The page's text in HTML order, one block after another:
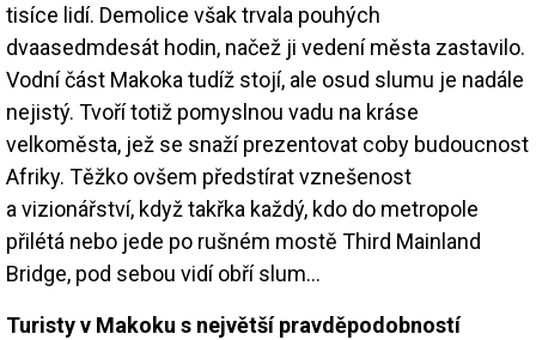
tisíce lidí. Demolice však trvala pouhých
dvaasedmdesát hodin, načež ji vedení města zastavilo.
Vodní část Makoka tudíž stojí, ale osud slumu je nadále
nejistý. Tvoří totiž pomyslnou vadu na kráse
velkoměsta, jež se snaží prezentovat coby budoucnost
Afriky. Těžko ovšem předstírat vznešenost
a vizionářství, když takřka každý, kdo do metropole
přilétá nebo jede po rušném mostě Third Mainland
Bridge, pod sebou vidí obří slum…
Turisty v Makoku s největší pravděpodobností